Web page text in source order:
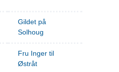
Gildet på
Solhoug
Fru Inger til
Østråt